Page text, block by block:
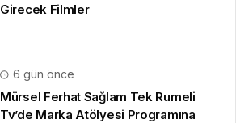
Girecek Filmler
6 gün önce
Mürsel Ferhat Sağlam Tek Rumeli
Tv’de Marka Atölyesi Programına